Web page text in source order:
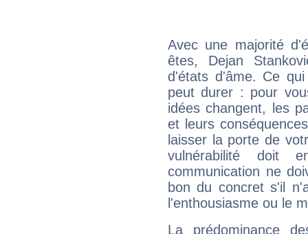
Avec une majorité
êtes, Dejan
d'états d'âme. Ce
peut durer : pour
idées changent, les
et leurs
laisser la porte de
vulnérabilité doit
communication ne
bon du concret s'il
l'enthousiasme ou le
La prédominance